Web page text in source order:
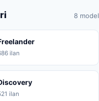
8 model
ilan
ilan